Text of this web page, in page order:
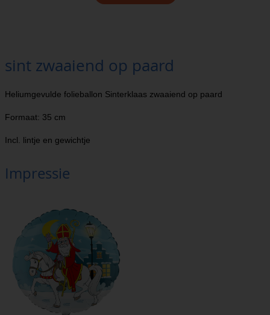
sint zwaaiend op paard
Heliumgevulde folieballon Sinterklaas zwaaiend op paard
Formaat: 35 cm
Incl. lintje en gewichtje
Impressie